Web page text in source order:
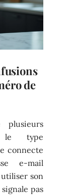
de
plusieurs
le type
connecte
e-mail
son
pas